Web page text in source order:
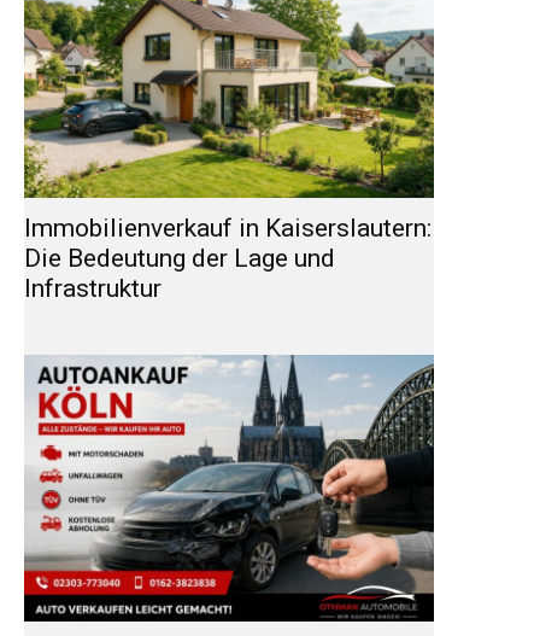
Immobilienverkauf in Kaiserslautern:
Die Bedeutung der Lage und
Infrastruktur